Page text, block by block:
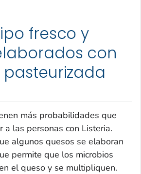
fresco y
con
más probabilidades que
a las personas con Listeria.
algunos quesos se elaboran
permite que los microbios
el queso y se multipliquen.